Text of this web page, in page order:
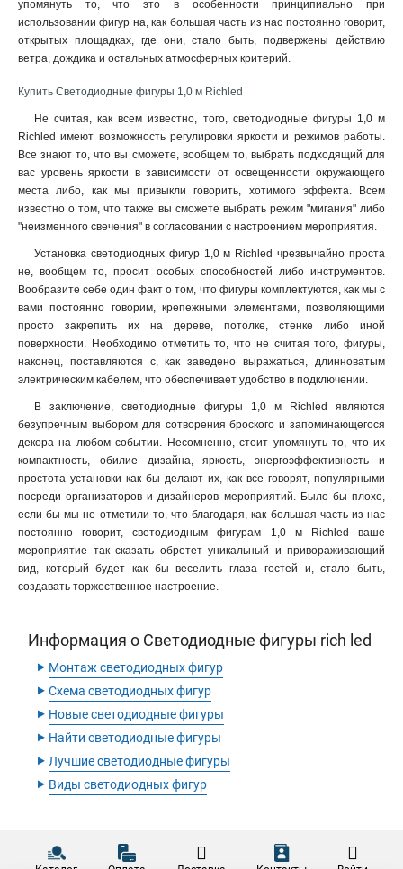
упомянуть то, что это в особенности принципиально при
использовании фигур на, как большая часть из нас постоянно говорит,
открытых площадках, где они, стало быть, подвержены действию
ветра, дождика и остальных атмосферных критерий.
Купить Светодиодные фигуры 1,0 м Richled
Не считая, как всем известно, того, светодиодные фигуры 1,0 м
Richled имеют возможность регулировки яркости и режимов работы.
Все знают то, что вы сможете, вообщем то, выбрать подходящий для
вас уровень яркости в зависимости от освещенности окружающего
места либо, как мы привыкли говорить, хотимого эффекта. Всем
известно о том, что также вы сможете выбрать режим "мигания" либо
"неизменного свечения" в согласовании с настроением мероприятия.
Установка светодиодных фигур 1,0 м Richled чрезвычайно проста
не, вообщем то, просит особых способностей либо инструментов.
Вообразите себе один факт о том, что фигуры комплектуются, как мы с
вами постоянно говорим, крепежными элементами, позволяющими
просто закрепить их на дереве, потолке, стенке либо иной
поверхности. Необходимо отметить то, что не считая того, фигуры,
наконец, поставляются с, как заведено выражаться, длинноватым
электрическим кабелем, что обеспечивает удобство в подключении.
В заключение, светодиодные фигуры 1,0 м Richled являются
безупречным выбором для сотворения броского и запоминающегося
декора на любом событии. Несомненно, стоит упомянуть то, что их
компактность, обилие дизайна, яркость, энергоэффективность и
простота установки как бы делают их, как все говорят, популярными
посреди организаторов и дизайнеров мероприятий. Было бы плохо,
если бы мы не отметили то, что благодаря, как большая часть из нас
постоянно говорит, светодиодным фигурам 1,0 м Richled ваше
мероприятие так сказать обретет уникальный и привораживающий
вид, который будет как бы веселить глаза гостей и, стало быть,
создавать торжественное настроение.
Информация о Светодиодные фигуры rich led
‣ Монтаж светодиодных фигур
‣ Схема светодиодных фигур
‣ Новые светодиодные фигуры
‣ Найти светодиодные фигуры
‣ Лучшие светодиодные фигуры
‣ Виды светодиодных фигур